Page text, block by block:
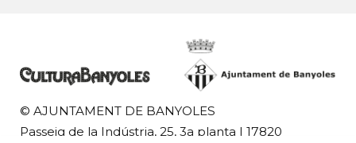
© AJUNTAMENT DE BANYOLES
Passeig de la Indústria, 25, 3a planta | 17820